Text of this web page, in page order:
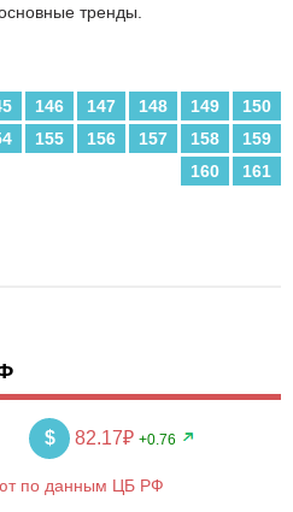
тренды.
146 147 148 149
150
155 156 157 158
159
160
161
$ 82.17₽ +0.76
по данным ЦБ РФ